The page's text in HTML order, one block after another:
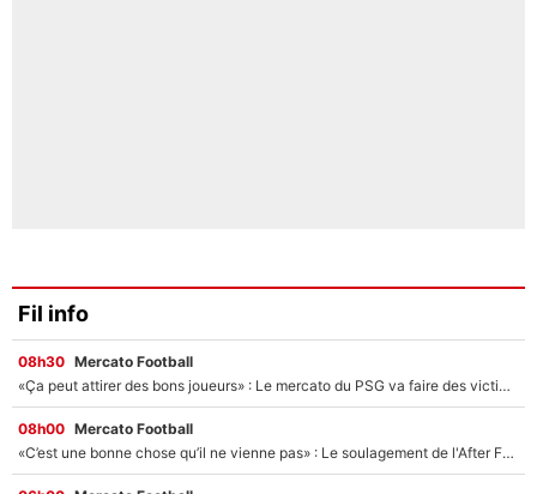
Fil info
08h30 Mercato Football
«Ça peut attirer des bons joueurs» : Le mercato du PSG va faire des victimes dans l'effectif de Luis Enrique ?
08h00 Mercato Football
«C’est une bonne chose qu’il ne vienne pas» : Le soulagement de l'After Foot après le transfert avorté de Yan Diomandé au PSG